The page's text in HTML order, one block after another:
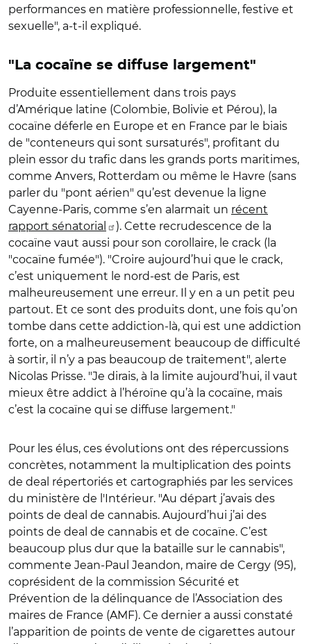
performances en matière professionnelle, festive et
sexuelle", a-t-il expliqué.
"La cocaïne se diffuse largement"
Produite essentiellement dans trois pays
d’Amérique latine (Colombie, Bolivie et Pérou), la
cocaïne déferle en Europe et en France par le biais
de "conteneurs qui sont sursaturés", profitant du
plein essor du trafic dans les grands ports maritimes,
comme Anvers, Rotterdam ou même le Havre (sans
parler du "pont aérien" qu’est devenue la ligne
Cayenne-Paris, comme s’en alarmait un récent
rapport sénatorial
). Cette recrudescence de la
cocaïne vaut aussi pour son corollaire, le crack (la
"cocaïne fumée"). "Croire aujourd’hui que le crack,
c’est uniquement le nord-est de Paris, est
malheureusement une erreur. Il y en a un petit peu
partout. Et ce sont des produits dont, une fois qu’on
tombe dans cette addiction-là, qui est une addiction
forte, on a malheureusement beaucoup de difficulté
à sortir, il n’y a pas beaucoup de traitement", alerte
Nicolas Prisse. "Je dirais, à la limite aujourd’hui, il vaut
mieux être addict à l’héroïne qu’à la cocaïne, mais
c’est la cocaïne qui se diffuse largement."
Pour les élus, ces évolutions ont des répercussions
concrètes, notamment la multiplication des points
de deal répertoriés et cartographiés par les services
du ministère de l'Intérieur. "Au départ j’avais des
points de deal de cannabis. Aujourd’hui j’ai des
points de deal de cannabis et de cocaïne. C’est
beaucoup plus dur que la bataille sur le cannabis",
commente Jean-Paul Jeandon, maire de Cergy (95),
coprésident de la commission Sécurité et
Prévention de la délinquance de l’Association des
maires de France (AMF). Ce dernier a aussi constaté
l’apparition de points de vente de cigarettes autour